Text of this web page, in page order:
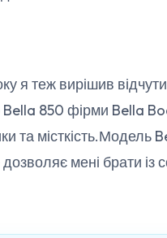
я теж вирішив
850 фірми Bella
та місткість.Модель
мені брати із